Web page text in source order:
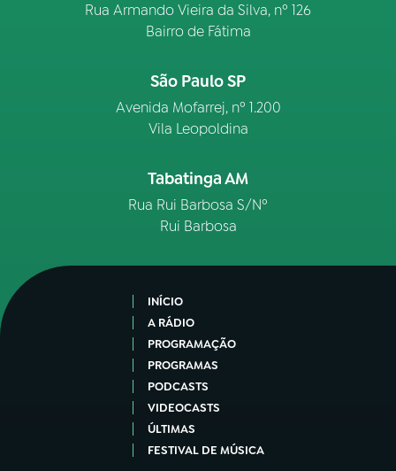
Rua Armando Vieira da Silva, nº 126
Bairro de Fátima
São Paulo SP
Avenida Mofarrej, nº 1.200
Vila Leopoldina
Tabatinga AM
Rua Rui Barbosa S/Nº
Rui Barbosa
INÍCIO
A RÁDIO
PROGRAMAÇÃO
PROGRAMAS
PODCASTS
VIDEOCASTS
ÚLTIMAS
FESTIVAL DE MÚSICA